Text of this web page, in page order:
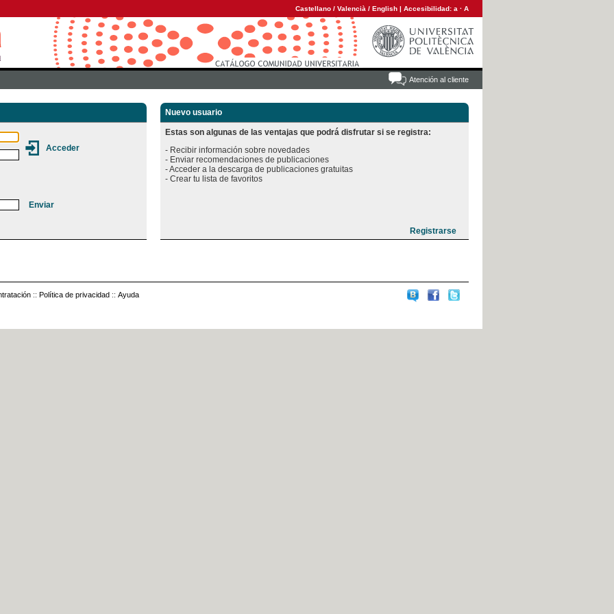
Castellano / Valencià / English | Accesibilidad: a · A
Atención al cliente
Nuevo usuario
Estas son algunas de las ventajas que podrá disfrutar si se registra:
- Recibir información sobre novedades
- Enviar recomendaciones de publicaciones
- Acceder a la descarga de publicaciones gratuitas
:: Política de privacidad :: Ayuda